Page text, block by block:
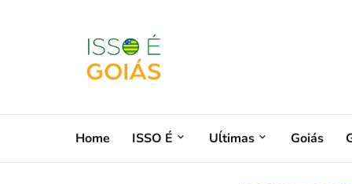
Home ISSO É Uĺtimas Goiás